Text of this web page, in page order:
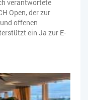
verantwortete
Open, der zur
oﬀenen
ein Ja zur E-